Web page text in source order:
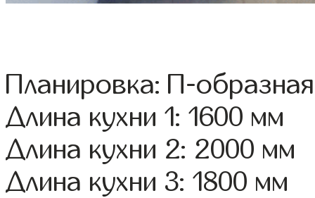
Планировка: П-образная
Длина кухни 1: 1600 мм
Длина кухни 2: 2000 мм
Длина кухни 3: 1800 мм